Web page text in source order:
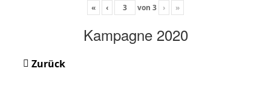
« ‹ von 3 › »
Kampagne 2020
Zurück